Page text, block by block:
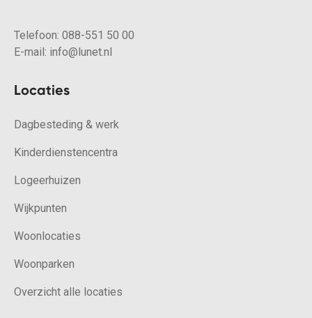
Telefoon: 088-551 50 00
E-mail: info@lunet.nl
Locaties
Dagbesteding & werk
Kinderdienstencentra
Logeerhuizen
Wijkpunten
Woonlocaties
Woonparken
Overzicht alle locaties